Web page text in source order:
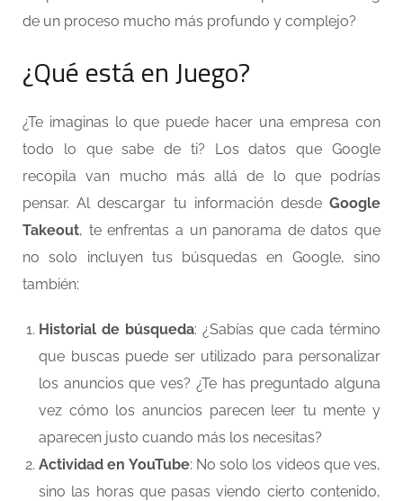
de un proceso mucho más profundo y complejo?
¿Qué está en Juego?
¿Te imaginas lo que puede hacer una empresa con
todo lo que sabe de ti? Los datos que Google
recopila van mucho más allá de lo que podrías
pensar. Al descargar tu información desde Google
Takeout, te enfrentas a un panorama de datos que
no solo incluyen tus búsquedas en Google, sino
también:
Historial de búsqueda: ¿Sabías que cada término
que buscas puede ser utilizado para personalizar
los anuncios que ves? ¿Te has preguntado alguna
vez cómo los anuncios parecen leer tu mente y
aparecen justo cuando más los necesitas?
Actividad en YouTube: No solo los videos que ves,
sino las horas que pasas viendo cierto contenido,